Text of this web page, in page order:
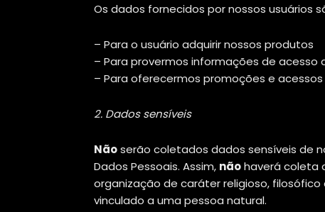
Os dados fornecidos por nossos usuários
– Para o usuário adquirir nossos produtos
– Para provermos informações de acesso
– Para oferecermos promoções e acessos
2. Dados sensíveis
Nãoserão coletados dados sensíveis de
Dados Pessoais. Assim, nãohaverá coleta
organização de caráter religioso,
vinculado a uma pessoa natural.